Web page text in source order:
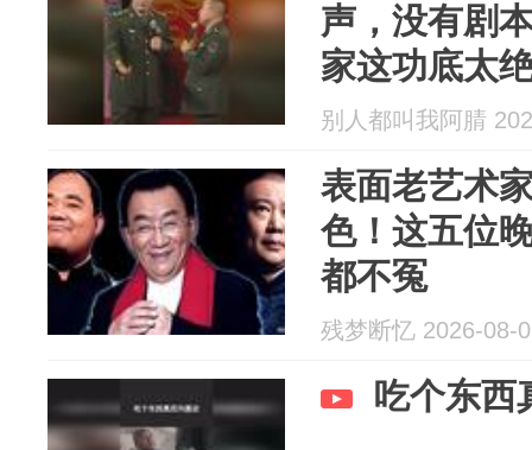
声，没有剧
家这功底太
别人都叫我阿腈
表面老艺术
色！这五位
都不冤
残梦断忆 2026-08-
吃个东西